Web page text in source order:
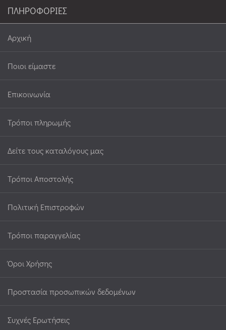
ΠΛΗΡΟΦΟΡΙΕΣ
Αρχική
Ποιοι είμαστε
Επικοινωνία
Τρόποι πληρωμής
Δείτε τους καταλόγους μας
Τρόποι Αποστολής
Πολιτική Επιστροφών
Τρόποι παραγγελίας
Όροι Χρήσης
Προστασία προσωπικών δεδομένων
Συχνές Ερωτήσεις